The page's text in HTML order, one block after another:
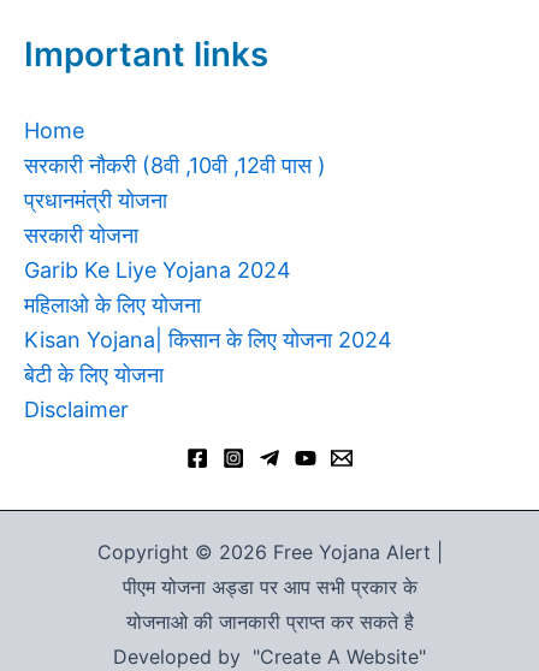
Important links
Home
सरकारी नौकरी (8वी ,10वी ,12वी पास )
प्रधानमंत्री योजना
सरकारी योजना
Garib Ke Liye Yojana 2024
महिलाओ के लिए योजना
Kisan Yojana| किसान के लिए योजना 2024
बेटी के लिए योजना
Disclaimer
Copyright © 2026 Free Yojana Alert |
पीएम योजना अड्डा पर आप सभी प्रकार के
योजनाओ की जानकारी प्राप्त कर सकते है
Developed by "Create A Website"